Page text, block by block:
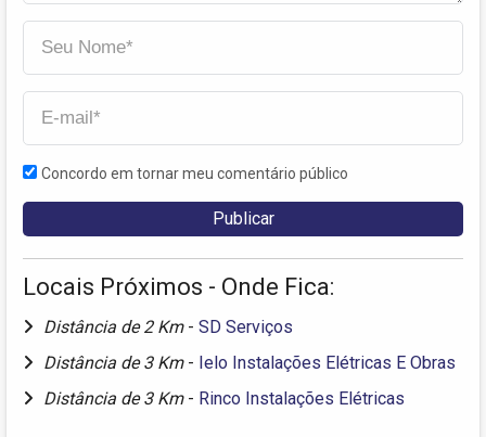
Concordo em tornar meu comentário público
Locais Próximos - Onde Fica:
Distância de 2 Km - SD Serviços
Distância de 3 Km - Ielo Instalações Elétricas E Obras
Distância de 3 Km - Rinco Instalações Elétricas